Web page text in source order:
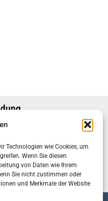
Technologien wie Cookies, um
Wenn Sie diesen
von Daten wie Ihrem
Sie nicht zustimmen oder
und Merkmale der Website